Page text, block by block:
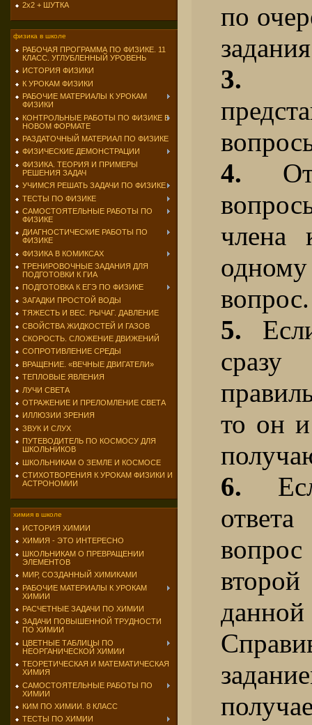
2х2 + ШУТКА
физика в школе
РАБОЧАЯ ПРОГРАММА ПО ФИЗИКЕ. 11
КЛАСС. УГЛУБЛЕННЫЙ УРОВЕНЬ
ИСТОРИЯ ФИЗИКИ
К УРОКАМ ФИЗИКИ
РАБОЧИЕ МАТЕРИАЛЫ К УРОКАМ
ФИЗИКИ
КОНТРОЛЬНЫЕ РАБОТЫ ПО ФИЗИКЕ В
НОВОМ ФОРМАТЕ
РАЗДАТОЧНЫЙ МАТЕРИАЛ ПО ФИЗИКЕ
ФИЗИЧЕСКИЕ ДЕМОНСТРАЦИИ
ФИЗИКА. ТЕОРИЯ И ПРИМЕРЫ
РЕШЕНИЯ ЗАДАЧ
УЧИМСЯ РЕШАТЬ ЗАДАЧИ ПО ФИЗИКЕ
ТЕСТЫ ПО ФИЗИКЕ
САМОСТОЯТЕЛЬНЫЕ РАБОТЫ ПО
ФИЗИКЕ
ДИАГНОСТИЧЕСКИЕ РАБОТЫ ПО
ФИЗИКЕ
ФИЗИКА В КОМИКСАХ
ТРЕНИРОВОЧНЫЕ ЗАДАНИЯ ДЛЯ
ПОДГОТОВКИ К ГИА
ПОДГОТОВКА К ЕГЭ ПО ФИЗИКЕ
ЗАГАДКИ ПРОСТОЙ ВОДЫ
ТЯЖЕСТЬ И ВЕС. РЫЧАГ. ДАВЛЕНИЕ
СВОЙСТВА ЖИДКОСТЕЙ И ГАЗОВ
СКОРОСТЬ. СЛОЖЕНИЕ ДВИЖЕНИЙ
СОПРОТИВЛЕНИЕ СРЕДЫ
ВРАЩЕНИЕ. «ВЕЧНЫЕ ДВИГАТЕЛИ»
ТЕПЛОВЫЕ ЯВЛЕНИЯ
ЛУЧИ СВЕТА
ОТРАЖЕНИЕ И ПРЕЛОМЛЕНИЕ СВЕТА
ИЛЛЮЗИИ ЗРЕНИЯ
ЗВУК И СЛУХ
ПУТЕВОДИТЕЛЬ ПО КОСМОСУ ДЛЯ
ШКОЛЬНИКОВ
ШКОЛЬНИКАМ О ЗЕМЛЕ И КОСМОСЕ
СТИХОТВОРЕНИЯ К УРОКАМ ФИЗИКИ И
АСТРОНОМИИ
химия в школе
ИСТОРИЯ ХИМИИ
ХИМИЯ - ЭТО ИНТЕРЕСНО
ШКОЛЬНИКАМ О ПРЕВРАЩЕНИИ
ЭЛЕМЕНТОВ
МИР, СОЗДАННЫЙ ХИМИКАМИ
РАБОЧИЕ МАТЕРИАЛЫ К УРОКАМ
ХИМИИ
РАСЧЕТНЫЕ ЗАДАЧИ ПО ХИМИИ
ЗАДАЧИ ПОВЫШЕННОЙ ТРУДНОСТИ
ПО ХИМИИ
ЦВЕТНЫЕ ТАБЛИЦЫ ПО
НЕОРГАНИЧЕСКОЙ ХИМИИ
ТЕОРЕТИЧЕСКАЯ И МАТЕМАТИЧЕСКАЯ
ХИМИЯ
САМОСТОЯТЕЛЬНЫЕ РАБОТЫ ПО
ХИМИИ
КИМ ПО ХИМИИ. 8 КЛАСС
ТЕСТЫ ПО ХИМИИ
по
3.
4.
члена
вопрос.
5.
то он
6.